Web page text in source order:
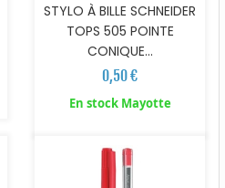
STYLO À BILLE SCHNEIDER
TOPS 505 POINTE
CONIQUE...
0,50 €
En stock Mayotte